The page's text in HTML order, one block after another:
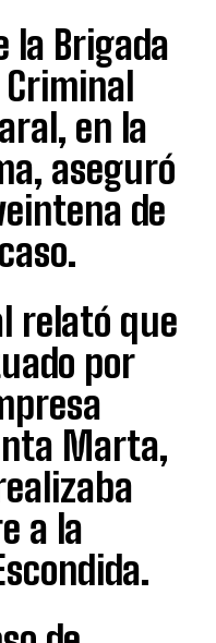
la Brigada
en la
aseguró
de
relató que
por
Marta,
a la